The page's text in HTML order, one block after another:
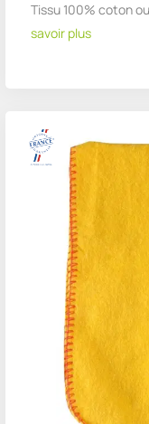
Tissu 100% coton
savoir plus